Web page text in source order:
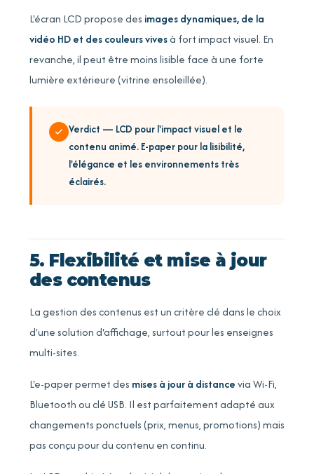
L'écran LCD propose des images dynamiques, de la
vidéo HD et des couleurs vivesà fort impact visuel. En
revanche, il peut être moins lisible face à une forte
lumière extérieure (vitrine ensoleillée).
Verdict — LCD pour l'impact visuel et le
contenu animé. E-paper pour la lisibilité,
l'élégance et les environnements très
éclairés.
5. Flexibilité et mise à jour
des contenus
La gestion des contenus est un critère clé dans le choix
d'une solution d'affichage, surtout pour les enseignes
multi-sites.
L'e-paper permet des mises à jour à distancevia Wi-Fi,
Bluetooth ou clé USB. Il est parfaitement adapté aux
changements ponctuels (prix, menus, promotions) mais
pas conçu pour du contenu en continu.